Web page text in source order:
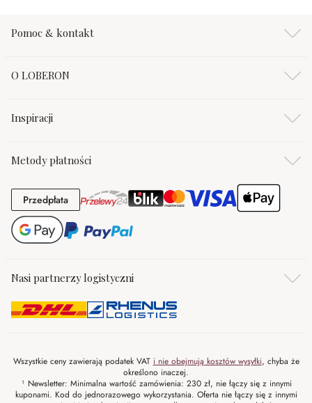
Pomoc & kontakt
O LOBERON
Inspiracji
Metody płatności
PrzedpłataPrzedpłata
Nasi partnerzy logistyczni
Wszystkie ceny zawierają podatek VAT i nie obejmują kosztów wysyłki, chyba że
określono inaczej.
¹ Newsletter: Minimalna wartość zamówienia: 230 zł, nie łączy się z innymi
kuponami. Kod do jednorazowego wykorzystania. Oferta nie łączy się z innymi